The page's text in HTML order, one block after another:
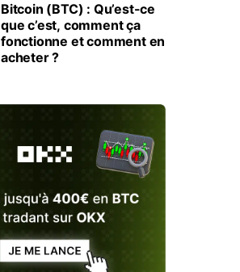
Bitcoin (BTC) : Qu’est-ce
que c’est, comment ça
fonctionne et comment en
acheter ?